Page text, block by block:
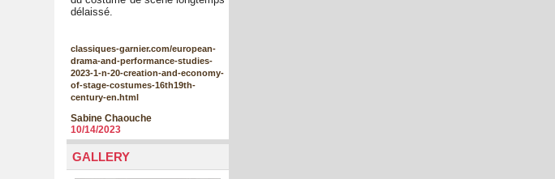
délaissé.
classiques-garnier.com/european-
drama-and-performance-studies-
2023-1-n-20-creation-and-economy-
of-stage-costumes-16th19th-
century-en.html
Sabine Chaouche
10/14/2023
GALLERY